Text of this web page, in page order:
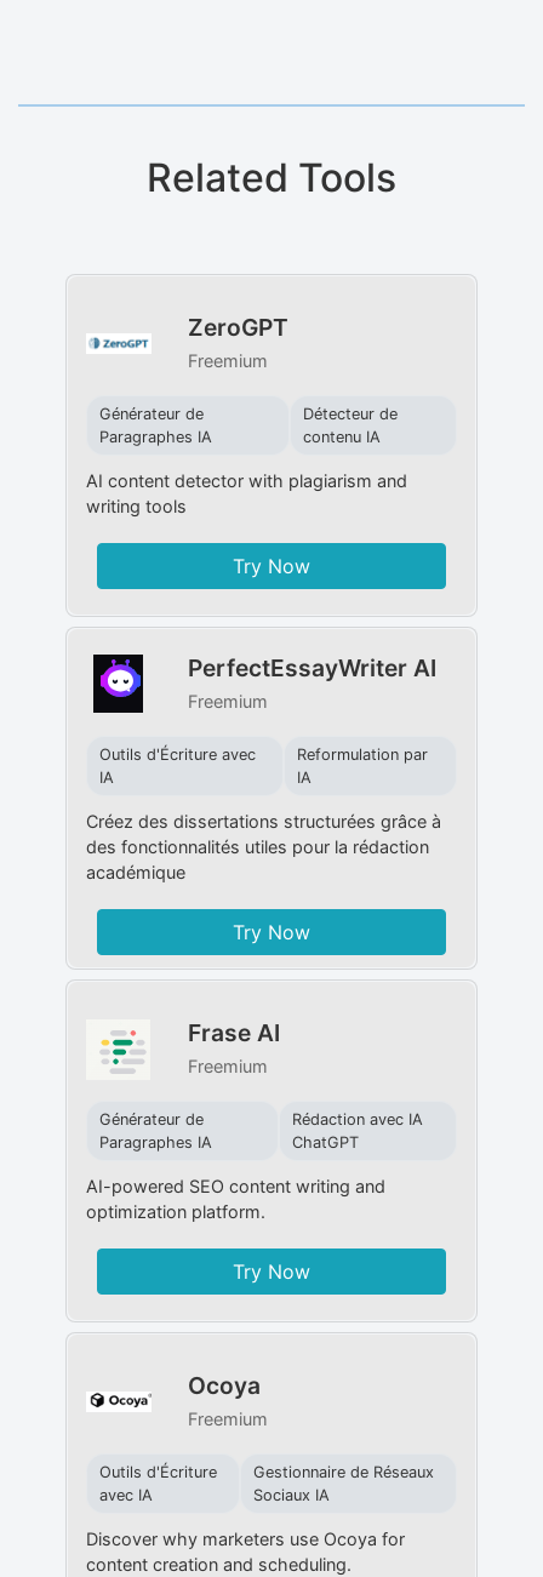
Related Tools
ZeroGPT
Freemium
Générateur de
Paragraphes IA
Détecteur de
contenu IA
AI content detector with plagiarism and
writing tools
Try Now
PerfectEssayWriter AI
Freemium
Outils d'Écriture avec
IA
Reformulation par
IA
Créez des dissertations structurées grâce à
des fonctionnalités utiles pour la rédaction
académique
Try Now
Frase AI
Freemium
Générateur de
Paragraphes IA
Rédaction avec IA
ChatGPT
AI-powered SEO content writing and
optimization platform.
Try Now
Ocoya
Freemium
Outils d'Écriture
avec IA
Gestionnaire de Réseaux
Sociaux IA
Discover why marketers use Ocoya for
content creation and scheduling.